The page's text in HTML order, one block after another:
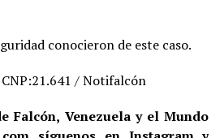
conocieron de este caso.
/ Notifalcón
Falcón, Venezuela y el Mundo